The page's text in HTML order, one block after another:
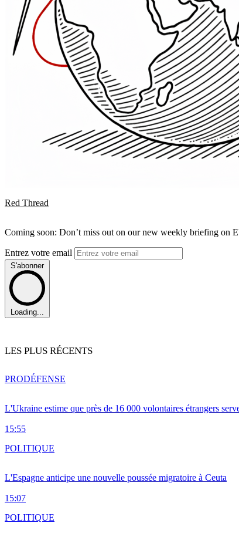
Red Thread
Coming soon: Don’t miss out on our new weekly briefing on
Entrez votre email
S'abonner
Loading...
LES PLUS RÉCENTS
L'Ukraine estime que près de 16 000 volontaires étrangers
15:55
PRODÉFENSE
L'Espagne anticipe une nouvelle poussée migratoire à Ceuta
15:07
POLITIQUE
POLITIQUE